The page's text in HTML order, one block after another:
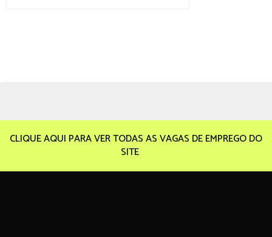
CLIQUE AQUI PARA VER TODAS AS VAGAS DE EMPREGO DO
SITE